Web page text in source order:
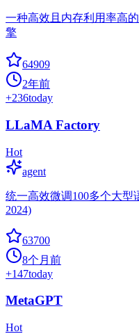
一种高效且内存利用率高
擎
64909
2年前
+236today
LLaMA Factory
Hot
agent
统一高效微调100多个大
2024)
63700
8个月前
+147today
MetaGPT
Hot